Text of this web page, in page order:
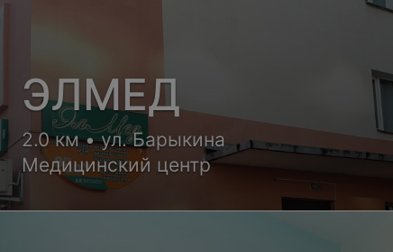
ЭЛМЕД
2.0 км • ул. Барыкина
Медицинский центр